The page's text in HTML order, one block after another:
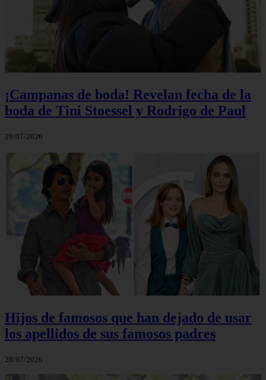
¡Campanas de boda! Revelan fecha de la
boda de Tini Stoessel y Rodrigo de Paul
29/07/2026
Hijos de famosos que han dejado de usar
los apellidos de sus famosos padres
28/07/2026